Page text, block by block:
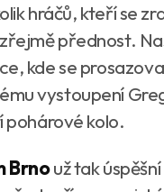
hráčů, kteří se
přednost.
kde se
vystoupení
pohárové kolo.
Brnouž tak